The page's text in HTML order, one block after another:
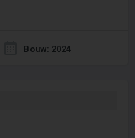
Bouw: 2024